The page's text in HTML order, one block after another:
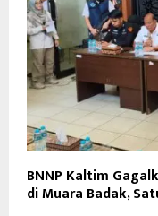
BNNP Kaltim
di Muara Badak,